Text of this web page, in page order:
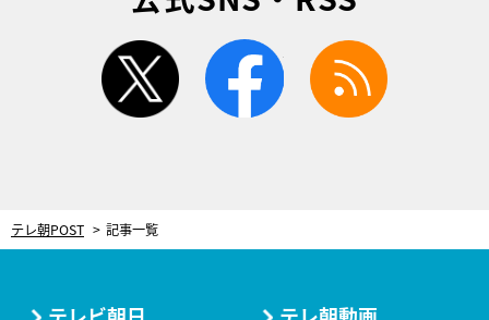
twitter facebook
テレ朝POST 記事一覧